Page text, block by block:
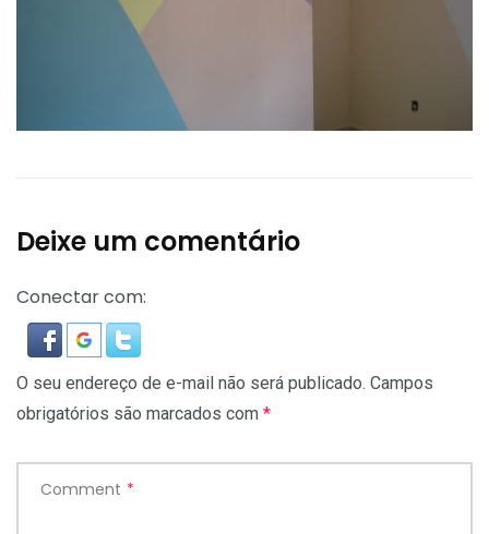
Deixe um comentário
Conectar com:
O seu endereço de e-mail não será publicado. Campos
obrigatórios são marcados com *
Comment *